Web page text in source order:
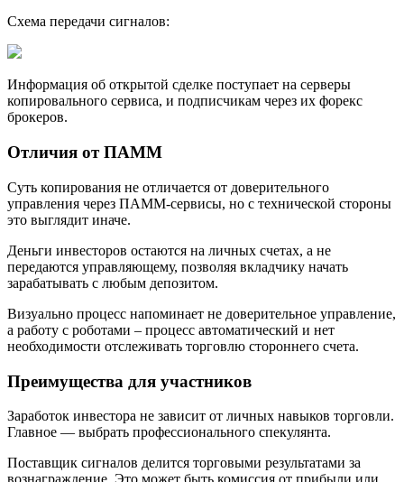
Схема передачи сигналов:
Информация об открытой сделке поступает на серверы
копировального сервиса, и подписчикам через их форекс
брокеров.
Отличия от ПАММ
Суть копирования не отличается от доверительного
управления через ПАММ-сервисы, но с технической стороны
это выглядит иначе.
Деньги инвесторов остаются на личных счетах, а не
передаются управляющему, позволяя вкладчику начать
зарабатывать с любым депозитом.
Визуально процесс напоминает не доверительное управление,
а работу с роботами – процесс автоматический и нет
необходимости отслеживать торговлю стороннего счета.
Преимущества для участников
Заработок инвестора не зависит от личных навыков торговли.
Главное — выбрать профессионального спекулянта.
Поставщик сигналов делится торговыми результатами за